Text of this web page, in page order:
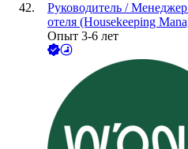
Руководитель /
отеля (Housekeeping
Опыт 3-6 лет